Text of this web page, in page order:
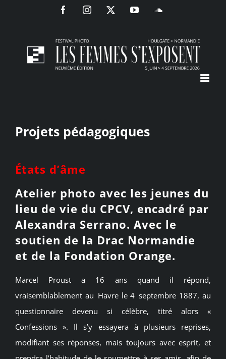
FacebookInstagram
X YouTubeSoundCloud
Projets pédagogiques
États d’âme
Atelier photo avec les jeunes du
lieu de vie du CPCV, encadré par
Alexandra Serrano. Avec le
soutien de la Drac Normandie
et de la Fondation Orange.
Marcel Proust a 16 ans quand il répond,
vraisemblablement au Havre le 4 septembre 1887, au
questionnaire devenu si célèbre, titré alors «
Confessions ». Il s’y essayera à plusieurs reprises,
modifiant ses réponses, mais toujours avec esprit, et